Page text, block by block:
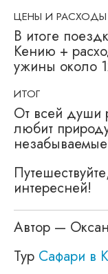
ЦЕНЫ И РАСХОДЫ
В итоге
Кению +
ужины около
ИТОГ
От всей души
любит
интересней!
Автор —
Тур Сафари в